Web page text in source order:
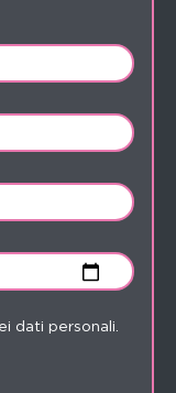
dati personali.